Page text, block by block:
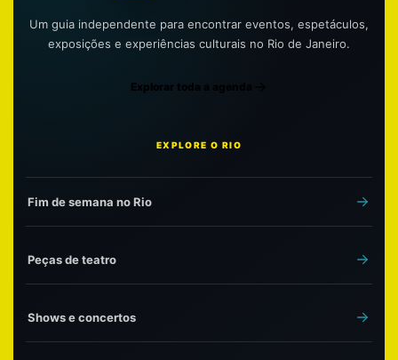
Um guia independente para encontrar eventos, espetáculos,
exposições e experiências culturais no Rio de Janeiro.
Explorar toda a agenda
EXPLORE O RIO
Fim de semana no Rio
Peças de teatro
Shows e concertos